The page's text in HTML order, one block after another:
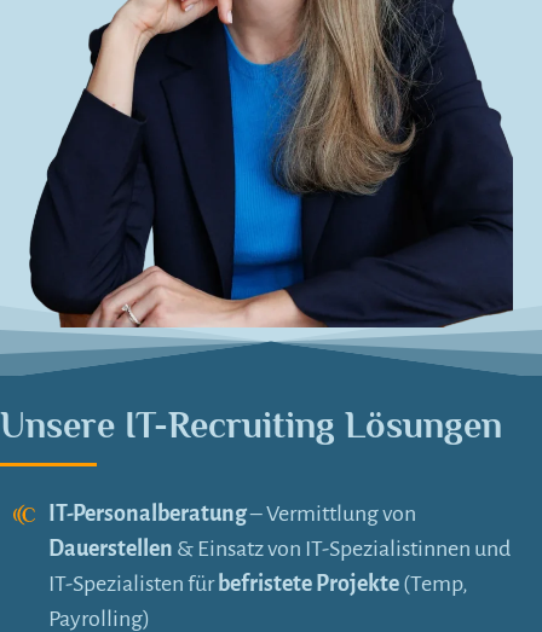
Unsere IT-Recruiting Lösungen
IT-Personalberatung– Vermittlung von
Dauerstellen & Einsatz von IT-Spezialistinnen und
IT-Spezialisten für befristete Projekte (Temp,
Payrolling)